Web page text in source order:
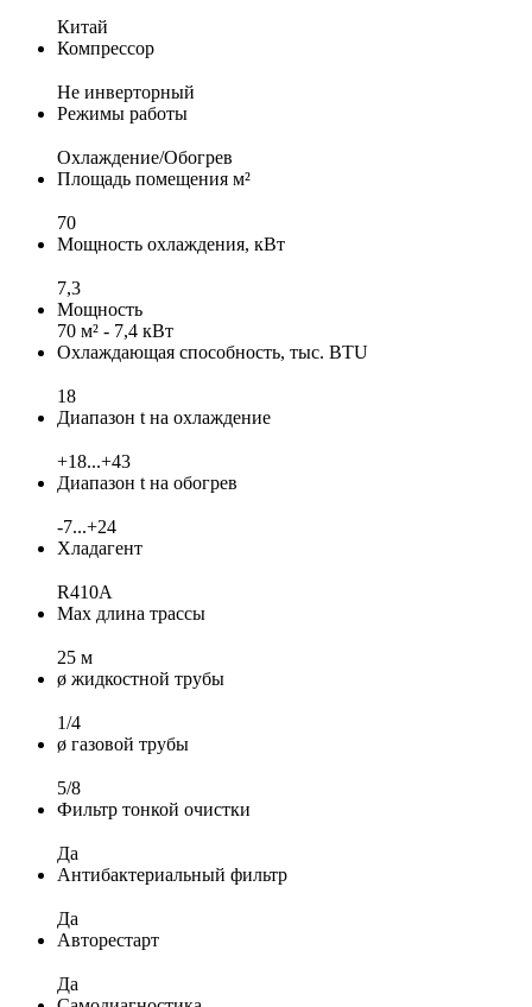
Китай
Компрессор
Не инверторный
Режимы работы
Охлаждение/Обогрев
Площадь помещения м²
70
Мощность охлаждения, кВт
7,3
Мощность
70 м² - 7,4 кВт
Охлаждающая способность, тыс. BTU
18
Диапазон t на охлаждение
+18...+43
Диапазон t на обогрев
-7...+24
Хладагент
R410A
Max длина трассы
25 м
ø жидкостной трубы
1/4
ø газовой трубы
5/8
Фильтр тонкой очистки
Да
Антибактериальный фильтр
Да
Авторестарт
Да